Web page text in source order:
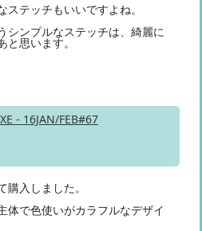
テッチもいいですよね。
シンプルなステッチは、綺麗に
思います。
- 16JAN/FEB#67
入しました。
体で色使いがカラフルなデザイ